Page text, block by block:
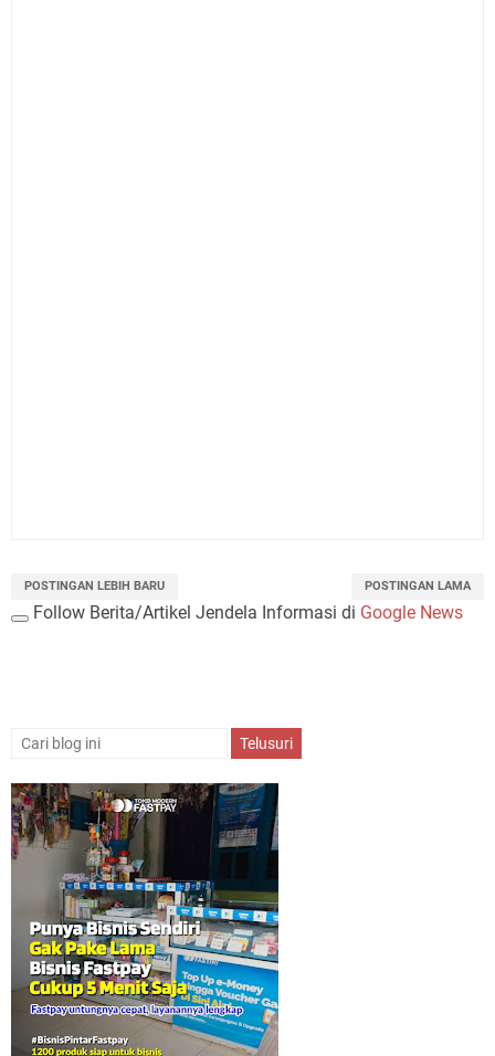
POSTINGAN LEBIH BARU POSTINGAN LAMA
Follow Berita/Artikel Jendela Informasi di Google News